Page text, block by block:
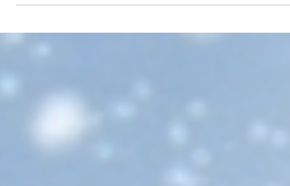
alles im Fluss ist. Ergründen können wir ihn,
aber niemals erzwingen.